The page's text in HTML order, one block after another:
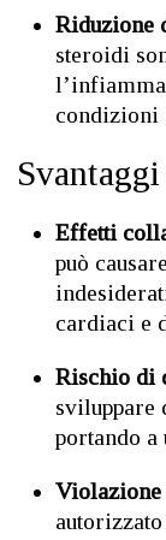
Riduzione
steroidi
condizioni
Effetti
può
cardiaci e
Rischio di
sviluppare
portando
Violazione